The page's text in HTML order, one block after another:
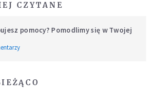
CZYTANE
pomocy? Pomodlimy się w Twojej